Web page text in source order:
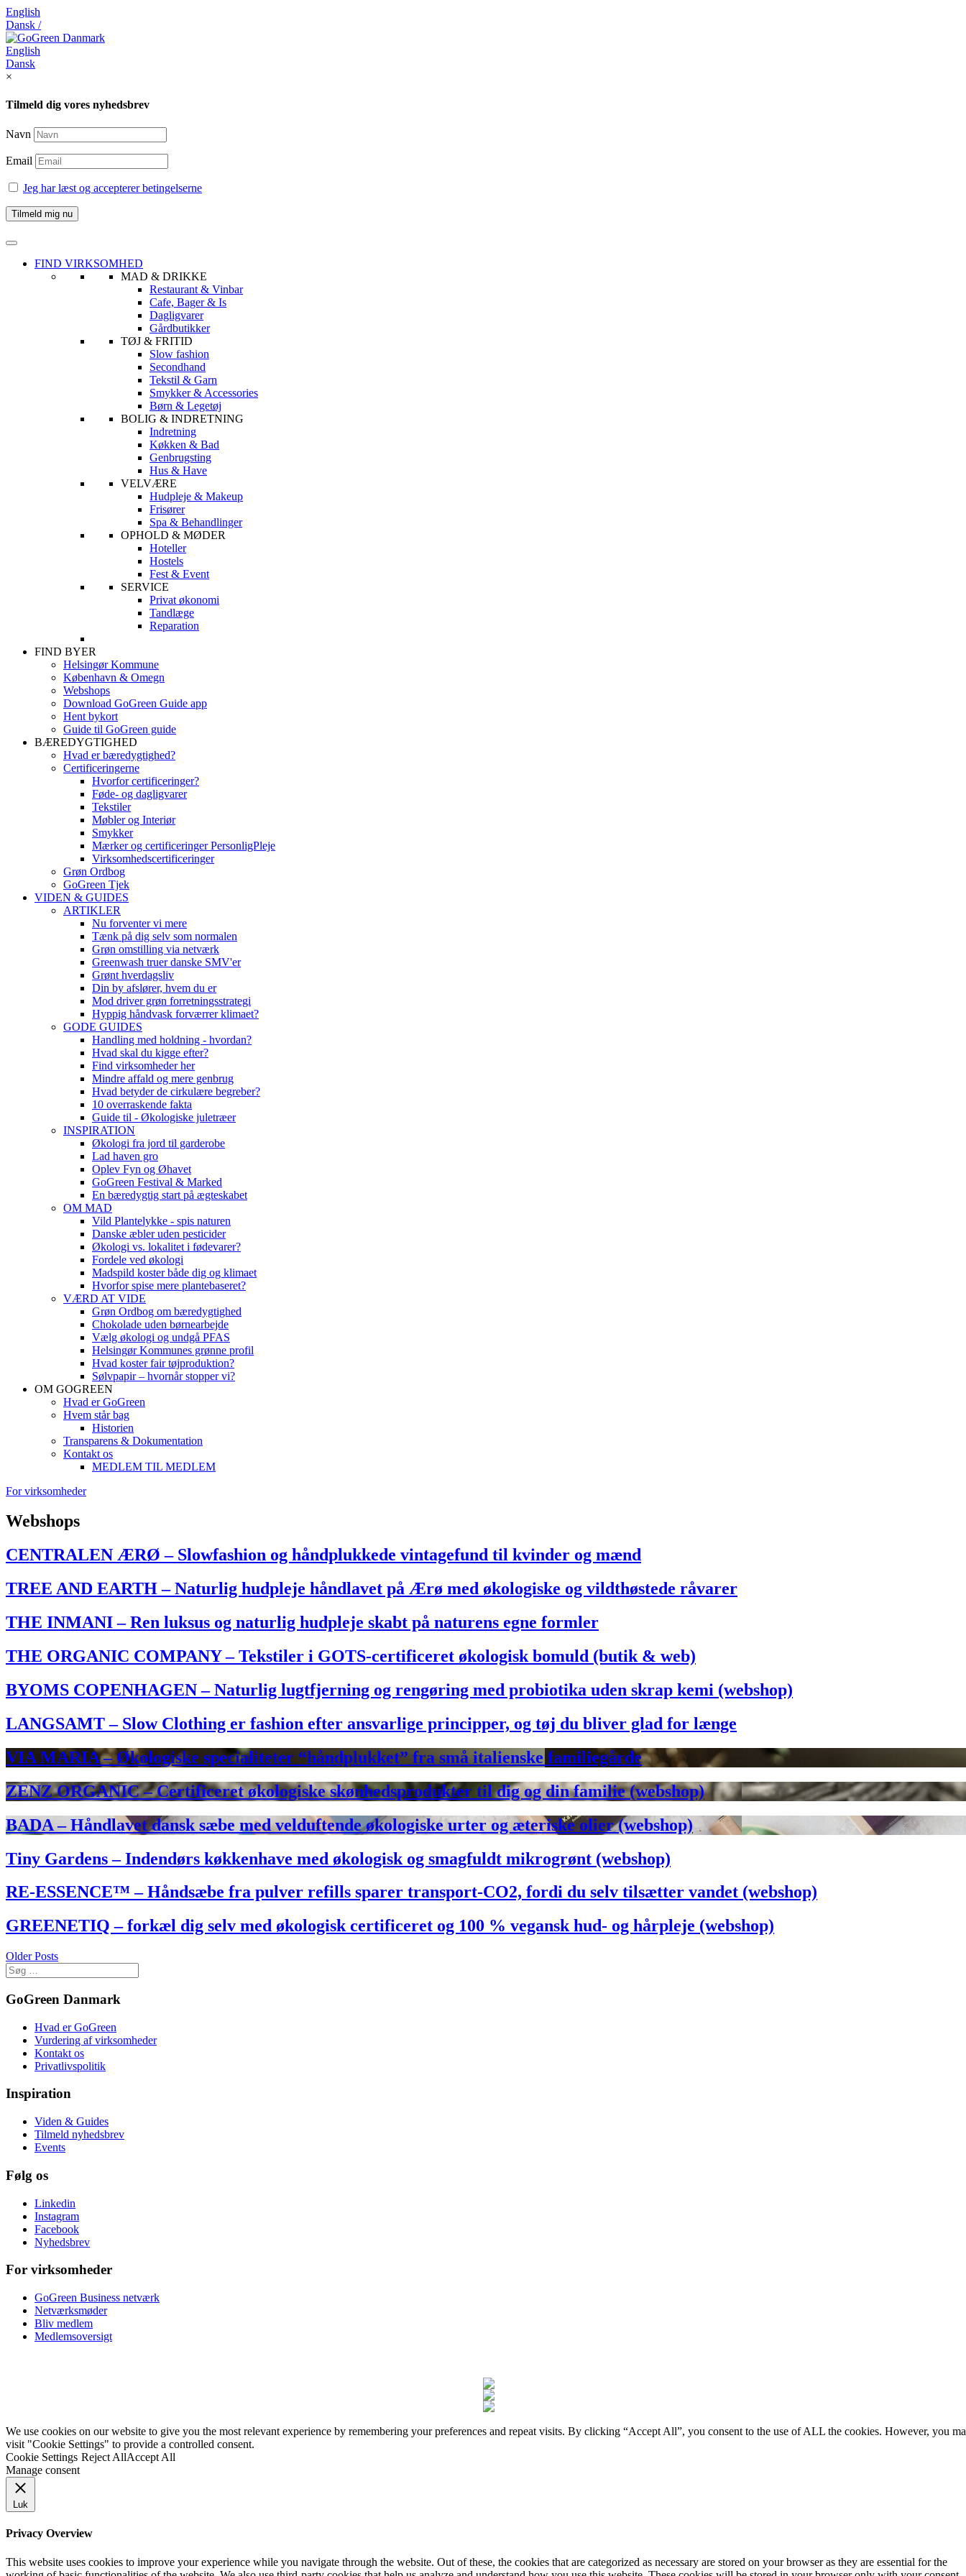
English
Dansk /
English
Dansk
×
Tilmeld dig vores nyhedsbrev
Navn
Email
Jeg har læst og accepterer betingelserne
FIND VIRKSOMHED
MAD & DRIKKE
Restaurant & Vinbar
Cafe, Bager & Is
Dagligvarer
Gårdbutikker
TØJ & FRITID
Slow fashion
Secondhand
Tekstil & Garn
Smykker & Accessories
Børn & Legetøj
BOLIG & INDRETNING
Indretning
Køkken & Bad
Genbrugsting
Hus & Have
VELVÆRE
Hudpleje & Makeup
Frisører
Spa & Behandlinger
OPHOLD & MØDER
Hoteller
Hostels
Fest & Event
SERVICE
Privat økonomi
Tandlæge
Reparation
FIND BYER
Helsingør Kommune
København & Omegn
Webshops
Download GoGreen Guide app
Hent bykort
Guide til GoGreen guide
BÆREDYGTIGHED
Hvad er bæredygtighed?
Certificeringerne
Hvorfor certificeringer?
Føde- og dagligvarer
Tekstiler
Møbler og Interiør
Smykker
Mærker og certificeringer PersonligPleje
Virksomhedscertificeringer
Grøn Ordbog
GoGreen Tjek
VIDEN & GUIDES
ARTIKLER
Nu forventer vi mere
Tænk på dig selv som normalen
Grøn omstilling via netværk
Greenwash truer danske SMV'er
Grønt hverdagsliv
Din by afslører, hvem du er
Mod driver grøn forretningsstrategi
Hyppig håndvask forværrer klimaet?
GODE GUIDES
Handling med holdning - hvordan?
Hvad skal du kigge efter?
Find virksomheder her
Mindre affald og mere genbrug
Hvad betyder de cirkulære begreber?
10 overraskende fakta
Guide til - Økologiske juletræer
INSPIRATION
Økologi fra jord til garderobe
Lad haven gro
Oplev Fyn og Øhavet
GoGreen Festival & Marked
En bæredygtig start på ægteskabet
OM MAD
Vild Plantelykke - spis naturen
Danske æbler uden pesticider
Økologi vs. lokalitet i fødevarer?
Fordele ved økologi
Madspild koster både dig og klimaet
Hvorfor spise mere plantebaseret?
VÆRD AT VIDE
Grøn Ordbog om bæredygtighed
Chokolade uden børnearbejde
Vælg økologi og undgå PFAS
Helsingør Kommunes grønne profil
Hvad koster fair tøjproduktion?
Sølvpapir – hvornår stopper vi?
OM GOGREEN
Hvad er GoGreen
Hvem står bag
Historien
Transparens & Dokumentation
Kontakt os
MEDLEM TIL MEDLEM
For virksomheder
Webshops
CENTRALEN ÆRØ – Slowfashion og håndplukkede vintagefund til kvinder og mænd
TREE AND EARTH – Naturlig hudpleje håndlavet på Ærø med økologiske og vildthøstede råvarer
THE INMANI – Ren luksus og naturlig hudpleje skabt på naturens egne formler
THE ORGANIC COMPANY – Tekstiler i GOTS-certificeret økologisk bomuld (butik & web)
BYOMS COPENHAGEN – Naturlig lugtfjerning og rengøring med probiotika uden skrap kemi (webshop)
LANGSAMT – Slow Clothing er fashion efter ansvarlige principper, og tøj du bliver glad for længe
VIA MARIA – Økologiske specialiteter “håndplukket” fra små italienske familiegårde
ZENZ ORGANIC – Certificeret økologiske skønhedsprodukter til dig og din familie (webshop)
BADA – Håndlavet dansk sæbe med velduftende økologiske urter og æteriske olier (webshop)
Tiny Gardens – Indendørs køkkenhave med økologisk og smagfuldt mikrogrønt (webshop)
RE-ESSENCE™ – Håndsæbe fra pulver refills sparer transport-CO2, fordi du selv tilsætter vandet (webshop)
GREENETIQ – forkæl dig selv med økologisk certificeret og 100 % vegansk hud- og hårpleje (webshop)
Older Posts
GoGreen Danmark
Hvad er GoGreen
Vurdering af virksomheder
Kontakt os
Privatlivspolitik
Inspiration
Viden & Guides
Tilmeld nyhedsbrev
Events
Følg os
Linkedin
Instagram
Facebook
Nyhedsbrev
For virksomheder
GoGreen Business netværk
Netværksmøder
Bliv medlem
Medlemsoversigt
We use cookies on our website to give you the most relevant experience by remembering your preferences and repeat visits. By clicking “Accept All”, you consent to the use of ALL the cookies. However, you
visit "Cookie Settings" to provide a controlled consent.
Cookie Settings Reject AllAccept All
Manage consent
Luk
Privacy Overview
This website uses cookies to improve your experience while you navigate through the website. Out of these, the cookies that are categorized as necessary are stored on your browser as they are essential for the